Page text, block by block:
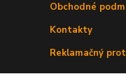
Obchodné
Kontakty
Reklamačný